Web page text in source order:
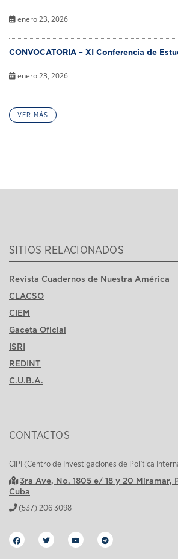
enero 23, 2026
CONVOCATORIA – XI Conferencia de
enero 23, 2026
VER MÁS
SITIOS RELACIONADOS
Revista Cuadernos de Nuestra América
CLACSO
CIEM
Gaceta Oficial
ISRI
REDINT
C.U.B.A.
CONTACTOS
CIPI (Centro de Investigaciones de Política
3ra Ave, No. 1805 e/ 18 y 20 Miramar,
Cuba
(537) 206 3098